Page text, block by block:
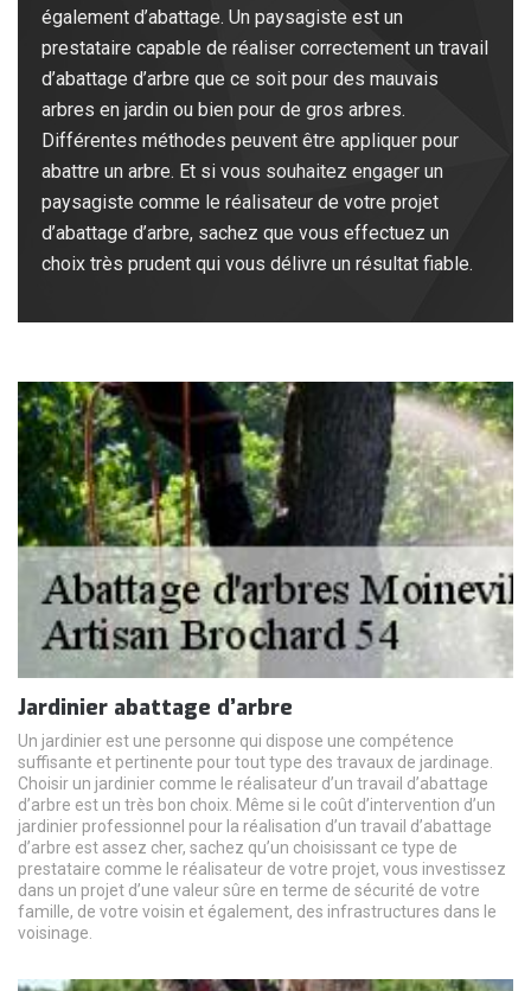
également d’abattage. Un paysagiste est un
prestataire capable de réaliser correctement un travail
d’abattage d’arbre que ce soit pour des mauvais
arbres en jardin ou bien pour de gros arbres.
Différentes méthodes peuvent être appliquer pour
abattre un arbre. Et si vous souhaitez engager un
paysagiste comme le réalisateur de votre projet
d’abattage d’arbre, sachez que vous effectuez un
choix très prudent qui vous délivre un résultat fiable.
Jardinier abattage d’arbre
Un jardinier est une personne qui dispose une compétence
suffisante et pertinente pour tout type des travaux de jardinage.
Choisir un jardinier comme le réalisateur d’un travail d’abattage
d’arbre est un très bon choix. Même si le coût d’intervention d’un
jardinier professionnel pour la réalisation d’un travail d’abattage
d’arbre est assez cher, sachez qu’un choisissant ce type de
prestataire comme le réalisateur de votre projet, vous investissez
dans un projet d’une valeur sûre en terme de sécurité de votre
famille, de votre voisin et également, des infrastructures dans le
voisinage.